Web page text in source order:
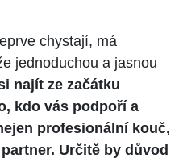
chystají, má
jednoduchou a jasnou
najít ze začátku
kdo vás podpoří a
profesionální kouč,
Určitě by důvod